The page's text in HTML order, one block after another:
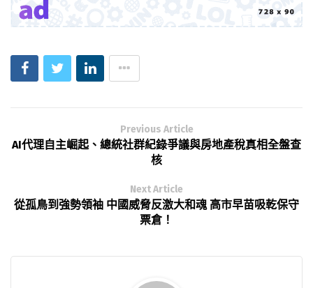
Previous Article
AI代理自主崛起、總統社群紀錄爭議與房地產稅真相全盤查
核
Next Article
從孤鳥到強勢領袖 中國威脅反激大和魂 高市早苗吸乾保守
票倉！